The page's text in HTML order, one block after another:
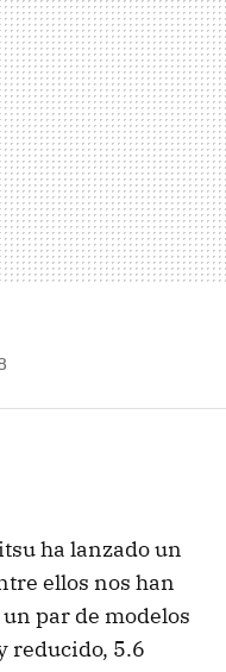
ha lanzado un
ellos nos han
un par de modelos
reducido, 5.6